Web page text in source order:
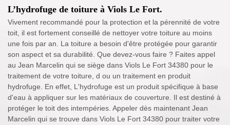
L’hydrofuge de toiture à Viols Le Fort.
Vivement recommandé pour la protection et la pérennité de votre
toit, il est fortement conseillé de nettoyer votre toiture au moins
une fois par an. La toiture a besoin d'être protégée pour garantir
son aspect et sa durabilité. Que devez-vous faire ? Faites appel
au Jean Marcelin qui se siège dans Viols Le Fort 34380 pour le
traitement de votre toiture, d ou un traitement en produit
hydrofuge. En effet, L'hydrofuge est un produit spécifique à base
d'eau à appliquer sur les matériaux de couverture. Il est destiné à
protéger le toit des intempéries. Appeler dès maintenant Jean
Marcelin qui se trouve dans Viols Le Fort 34380 pour traiter votre